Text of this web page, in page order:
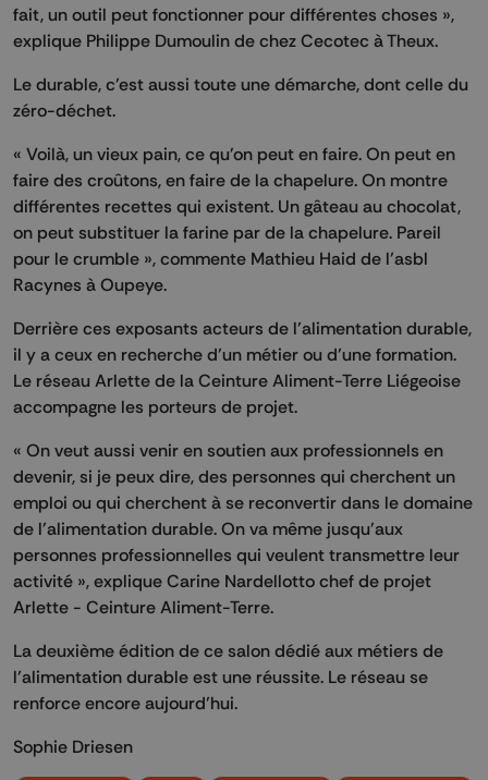
fait, un outil peut fonctionner pour différentes choses »,
explique Philippe Dumoulin de chez Cecotec à Theux.
Le durable, c’est aussi toute une démarche, dont celle du
zéro-déchet.
« Voilà, un vieux pain, ce qu'on peut en faire. On peut en
faire des croûtons, en faire de la chapelure. On montre
différentes recettes qui existent. Un gâteau au chocolat,
on peut substituer la farine par de la chapelure. Pareil
pour le crumble », commente Mathieu Haid de l’asbl
Racynes à Oupeye.
Derrière ces exposants acteurs de l’alimentation durable,
il y a ceux en recherche d’un métier ou d’une formation.
Le réseau Arlette de la Ceinture Aliment-Terre Liégeoise
accompagne les porteurs de projet.
« On veut aussi venir en soutien aux professionnels en
devenir, si je peux dire, des personnes qui cherchent un
emploi ou qui cherchent à se reconvertir dans le domaine
de l'alimentation durable. On va même jusqu'aux
personnes professionnelles qui veulent transmettre leur
activité », explique Carine Nardellotto chef de projet
Arlette - Ceinture Aliment-Terre.
La deuxième édition de ce salon dédié aux métiers de
l’alimentation durable est une réussite. Le réseau se
renforce encore aujourd’hui.
Sophie Driesen